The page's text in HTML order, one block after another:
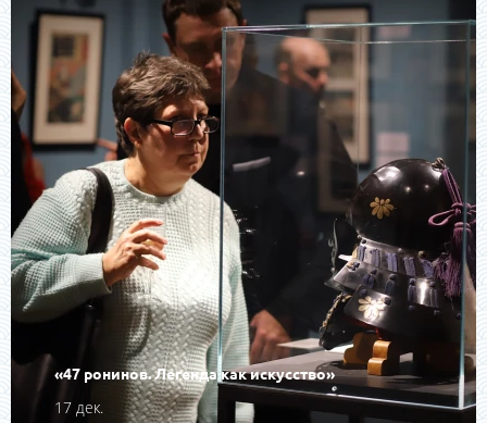
«47 ронинов. Легенда как искусство»
17 дек.